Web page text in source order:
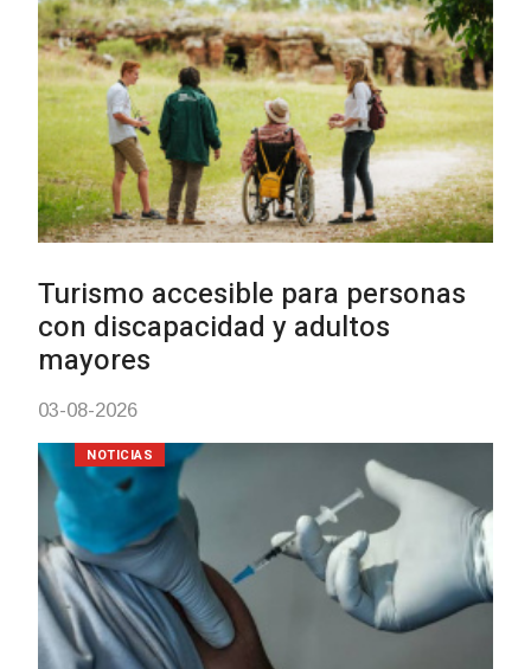
Turismo accesible para personas
con discapacidad y adultos
mayores
03-08-2026
NOTICIAS